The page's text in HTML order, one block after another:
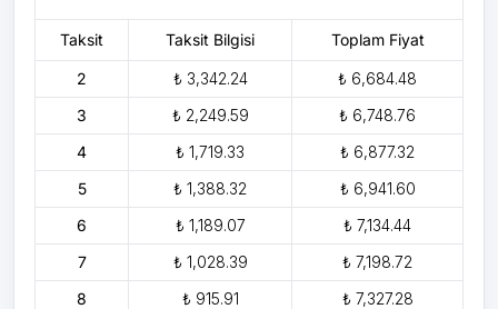
Taksit Taksit Bilgisi Toplam Fiyat
2 ₺ 3,342.24
₺ 6,684.48
3
₺ 2,249.59
₺ 6,748.76
4
₺ 1,719.33
₺ 6,877.32
5
₺ 1,388.32
₺ 6,941.60
6
₺ 1,189.07
₺ 7,134.44
7
₺ 1,028.39
₺ 7,198.72
8
₺ 915.91
₺ 7,327.28